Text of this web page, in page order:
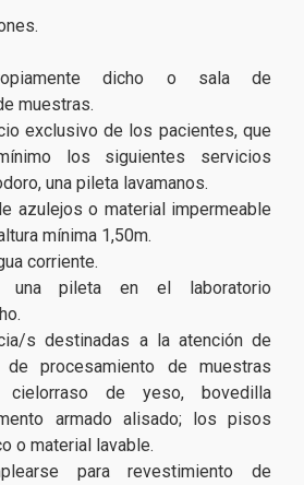
dicho o sala de
muestras.
exclusivo de los pacientes, que
los siguientes servicios
una pileta lavamanos.
azulejos o material impermeable
mínima 1,50m.
corriente.
una pileta en el laboratorio
s destinadas a la atención de
procesamiento de muestras
cielorraso de yeso, bovedilla
armado alisado; los pisos
o material lavable.
para revestimiento de